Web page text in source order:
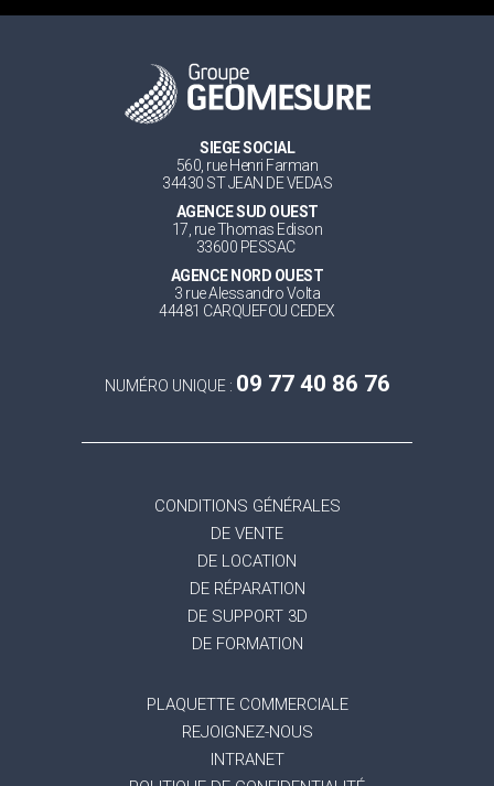
SIEGE SOCIAL
560, rue Henri Farman
34430 ST JEAN DE VEDAS
AGENCE SUD OUEST
17, rue Thomas Edison
33600 PESSAC
AGENCE NORD OUEST
3 rue Alessandro Volta
44481 CARQUEFOU CEDEX
NUMÉRO UNIQUE : 09 77 40 86 76
CONDITIONS GÉNÉRALES
DE VENTE
DE LOCATION
DE RÉPARATION
DE SUPPORT 3D
DE FORMATION
PLAQUETTE COMMERCIALE
REJOIGNEZ-NOUS
INTRANET